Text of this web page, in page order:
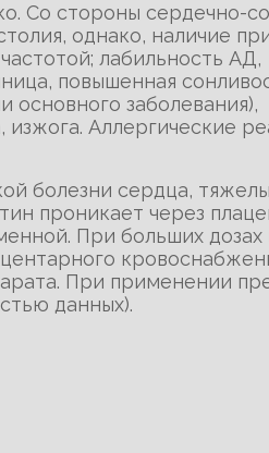
Со стороны сердечно-
однако, наличие
лабильность АД,
повышенная
основного заболевания),
Аллергические
болезни сердца,
проникает через
При больших
При применении
данных).